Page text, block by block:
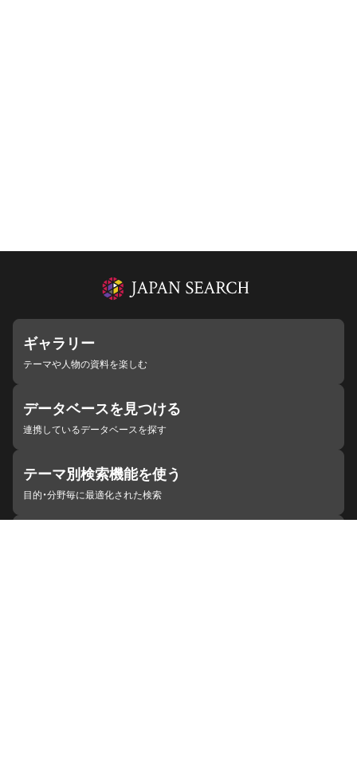
ギャラリー
テーマや人物の資料を楽しむ
データベースを見つける
連携しているデータベースを探す
テーマ別検索機能を使う
目的・分野毎に最適化された検索